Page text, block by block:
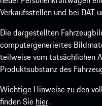
Verkaufsstellen und bei DAT
Die dargestellten
computergeneriertes
teilweise vom tatsächlichen
Produktsubstanz des
Wichtige Hinweise zu den
finden Sie hier.